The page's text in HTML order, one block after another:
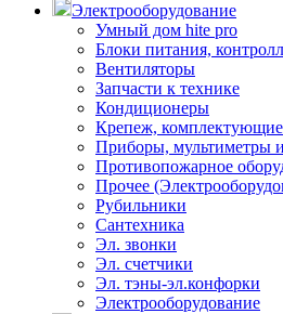
Электрооборудование
Умный дом hite pro
Блоки питания,
Вентиляторы
Запчасти к технике
Кондиционеры
Крепеж, комплектующие
Приборы, мультиметры
Противопожарное
Прочее
Рубильники
Сантехника
Эл. звонки
Эл. счетчики
Эл. тэны-эл.конфорки
Электрооборудование